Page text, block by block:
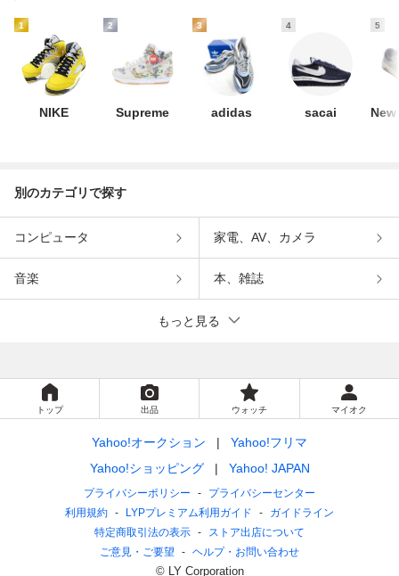
1
NIKE
2
Supreme
3
adidas
4
sacai
5
別のカテゴリで探す
コンピュータ 家電、AV、カメラ
音楽 本、雑誌
もっと見る
トップ 出品 ウォッチ マイオク
Yahoo!オークション
Yahoo!フリマ
Yahoo!ショッピング
Yahoo! JAPAN
プライバシーポリシー
プライバシーセンター
利用規約
LYPプレミアム利用ガイド
ガイドライン
特定商取引法の表示
ストア出店について
ご意見・ご要望
ヘルプ・お問い合わせ
© LY Corporation